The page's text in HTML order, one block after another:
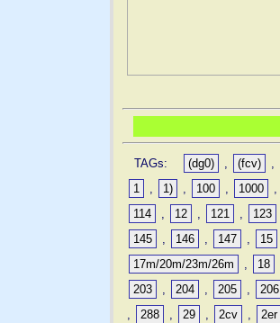
TAGs: (dg0) , (fcv) ,
1
, 1) , 100 , 1000 ,
114
, 12 , 121 , 123
145
, 146 , 147 , 15
17m/20m/23m/26m
, 18
203
, 204 , 205 , 206
,
288 , 29 , 2cv , 2er